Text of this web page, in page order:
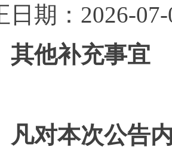
日期：2026-
其他补充事宜
凡对本次公告